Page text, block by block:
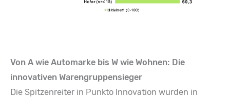
Von A wie Automarke bis W wie Wohnen: Die
innovativen Warengruppensieger
Die Spitzenreiter in Punkto Innovation wurden in